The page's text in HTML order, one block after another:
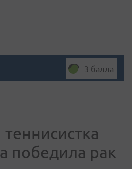
3 балла
теннисистка
победила рак